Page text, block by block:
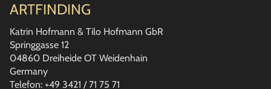
ARTFINDING
Katrin Hofmann & Tilo Hofmann GbR
Springgasse 12
04860 Dreiheide OT Weidenhain
Germany
Telefon: +49 3421 / 71 75 71